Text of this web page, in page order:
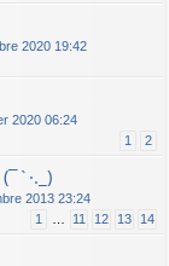
2020 19:42
2020 06:24
1 2
2013 23:24
1 11 12 13 14